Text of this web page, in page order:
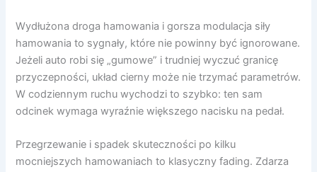
Wydłużona droga hamowania i gorsza modulacja siły
hamowania to sygnały, które nie powinny być ignorowane.
Jeżeli auto robi się „gumowe” i trudniej wyczuć granicę
przyczepności, układ cierny może nie trzymać parametrów.
W codziennym ruchu wychodzi to szybko: ten sam
odcinek wymaga wyraźnie większego nacisku na pedał.
Przegrzewanie i spadek skuteczności po kilku
mocniejszych hamowaniach to klasyczny fading. Zdarza